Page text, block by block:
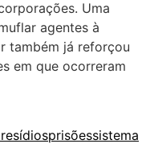
Uma
agentes à
também já reforçou
em que ocorreram
prisõessistema